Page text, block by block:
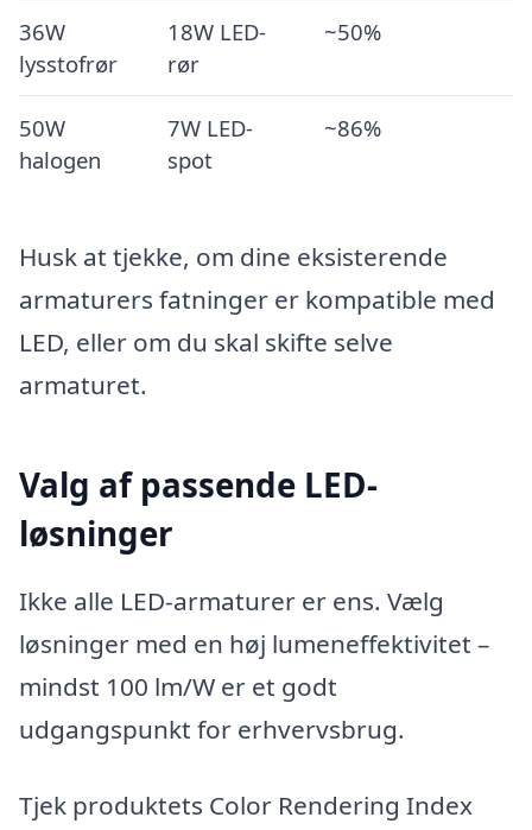
36W
lysstofrør
18W LED-
rør
~50%
50W
halogen
7W LED-
spot
~86%
Husk at tjekke, om dine eksisterende
armaturers fatninger er kompatible med
LED, eller om du skal skifte selve
armaturet.
Valg af passende LED-
løsninger
Ikke alle LED-armaturer er ens. Vælg
løsninger med en høj lumeneffektivitet –
mindst 100 lm/W er et godt
udgangspunkt for erhvervsbrug.
Tjek produktets Color Rendering Index